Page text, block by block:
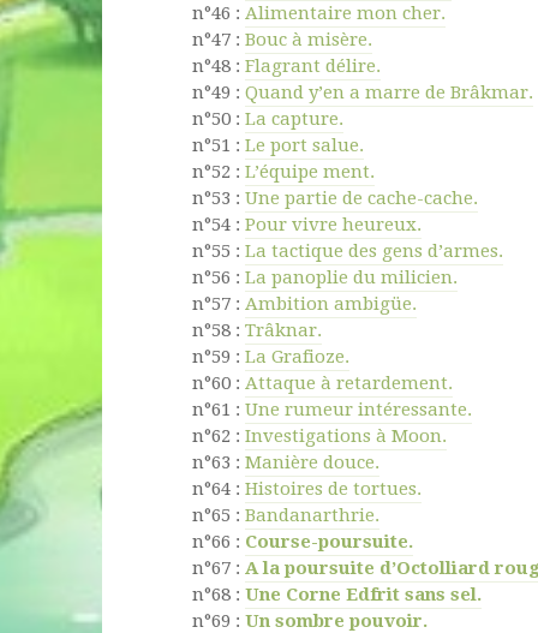
n°46 : Alimentaire mon cher.
n°47 : Bouc à misère.
n°48 : Flagrant délire.
n°49 : Quand y’en a marre de Brâkmar.
n°50 : La capture.
n°51 : Le port salue.
n°52 : L’équipe ment.
n°53 : Une partie de cache-cache.
n°54 : Pour vivre heureux.
n°55 : La tactique des gens d’armes.
n°56 : La panoplie du milicien.
n°57 : Ambition ambigüe.
n°58 : Trâknar.
n°59 : La Grafioze.
n°60 : Attaque à retardement.
n°61 : Une rumeur intéressante.
n°62 : Investigations à Moon.
n°63 : Manière douce.
n°64 : Histoires de tortues.
n°65 : Bandanarthrie.
n°66 : Course-poursuite.
n°67 : A la poursuite d’Octolliard
n°68 : Une Corne Edfrit sans sel.
n°69 : Un sombre pouvoir.